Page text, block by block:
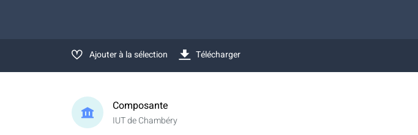
Ajouter à la sélection Télécharger
Composante
IUT de Chambéry